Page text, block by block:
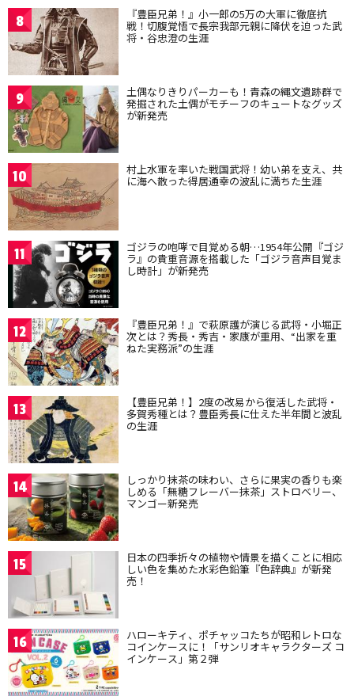
8 『豊臣兄弟！』小一郎の5万の大軍に徹底抗
戦！切腹覚悟で長宗我部元親に降伏を迫った武
将・谷忠澄の生涯
9 土偶なりきりパーカーも！青森の縄文遺跡群で
発掘された土偶がモチーフのキュートなグッズ
が新発売
10 村上水軍を率いた戦国武将！幼い弟を支え、共
に海へ散った得居通幸の波乱に満ちた生涯
11 ゴジラの咆哮で目覚める朝…1954年公開『ゴジ
ラ』の貴重音源を搭載した「ゴジラ音声目覚ま
し時計」が新発売
12 『豊臣兄弟！』で萩原護が演じる武将・小堀正
次とは？秀長・秀吉・家康が重用、“出家を重
ねた実務派”の生涯
13 【豊臣兄弟！】2度の改易から復活した武将・
多賀秀種とは？豊臣秀長に仕えた半年間と波乱
の生涯
14 しっかり抹茶の味わい、さらに果実の香りも楽
しめる「無糖フレーバー抹茶」ストロベリー、
マンゴー新発売
15 日本の四季折々の植物や情景を描くことに相応
しい色を集めた水彩色鉛筆『色辞典』が新発
売！
16 ハローキティ、ポチャッコたちが昭和レトロな
コインケースに！「サンリオキャラクターズ コ
インケース」第２弾